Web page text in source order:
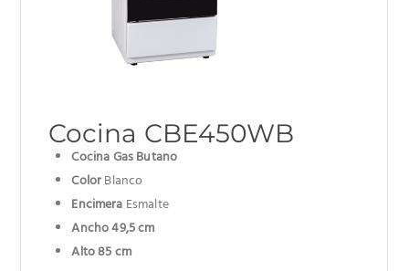
Cocina CBE450WB
Cocina Gas Butano
ColorBlanco
Encimera Esmalte
Ancho 49,5 cm
Alto 85 cm